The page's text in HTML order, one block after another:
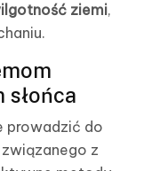
ziemi,
słońca
prowadzić do
z